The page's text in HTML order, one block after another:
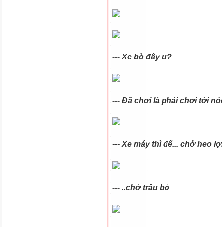
--- Xe bò đây ư?
--- Đã chơi là phải chơi tới
--- Xe máy thì để... chở heo
--- ..chở trâu bò